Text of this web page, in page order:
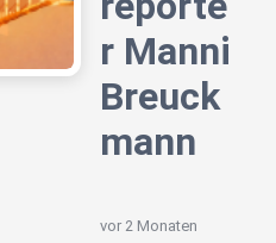
r Manni
Breuck
mann
vor 2 Monaten